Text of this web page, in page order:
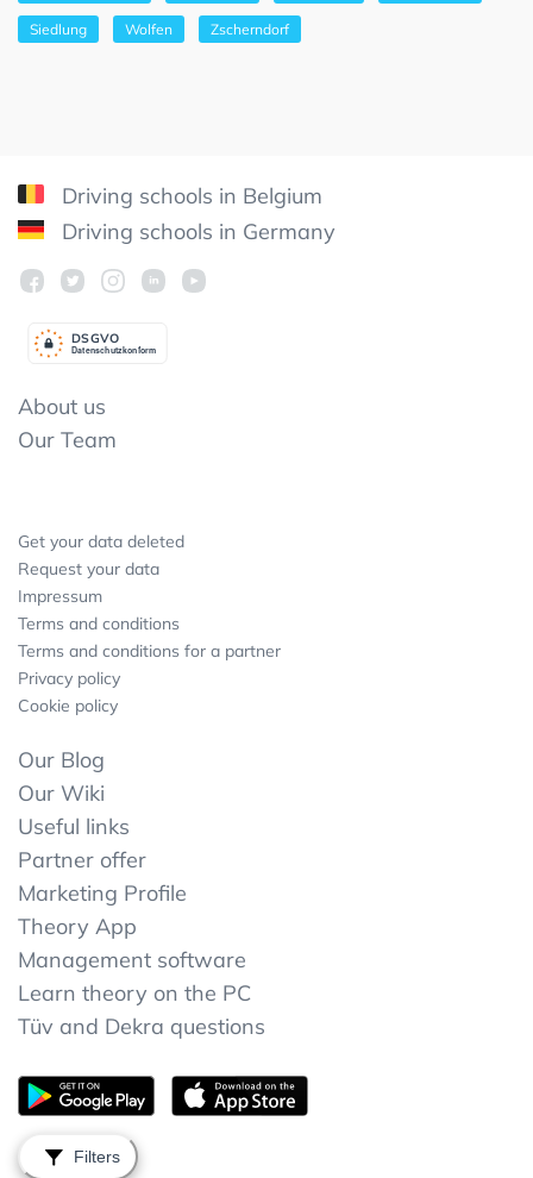
Filters
Siedlung Wolfen Zscherndorf
Driving schools in Belgium
Driving schools in Germany
Datenschutzkonform
DSGVO
About us
Our Team
Get your data deleted
Request your data
Impressum
Terms and conditions
Terms and conditions for a partner
Privacy policy
Cookie policy
Our Blog
Our Wiki
Useful links
Partner offer
Marketing Profile
Theory App
Management software
Learn theory on the PC
Tüv and Dekra questions